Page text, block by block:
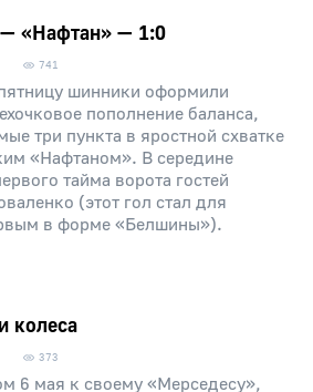
«Нафтан» — 1:0
741
шинники оформили
пополнение баланса,
три пункта в яростной схватке
«Нафтаном». В середине
тайма ворота гостей
(этот гол стал для
в форме «Белшины»).
колеса
373
6 мая к своему «Мерседесу»,